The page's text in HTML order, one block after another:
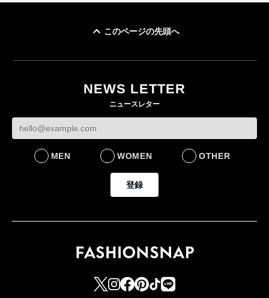
社長 「のんびりした
ら先はない」“前進”す
BUSINESS
このページの先頭へ
NEWS LETTER
ニュースレター
MEN WOMEN OTHER
登録